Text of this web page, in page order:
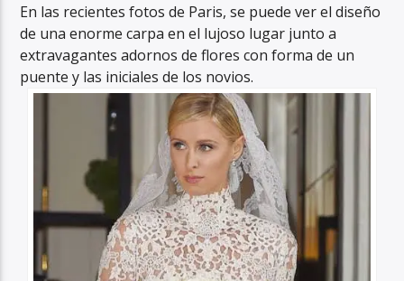
En las recientes fotos de Paris, se puede ver el diseño
de una enorme carpa en el lujoso lugar junto a
extravagantes adornos de flores con forma de un
puente y las iniciales de los novios.